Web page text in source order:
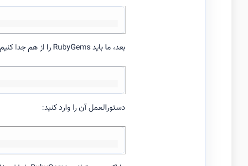
بعد، ما باید RubyGems را از هم جدا کنیم:
دستورالعمل آن را وارد کنید: